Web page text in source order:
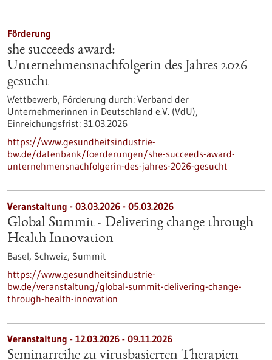
Förderung
she succeeds award:
Unternehmensnachfolgerin des Jahres 2026
gesucht
Wettbewerb, Förderung durch: Verband der
Unternehmerinnen in Deutschland e.V. (VdU),
Einreichungsfrist: 31.03.2026
https://www.gesundheitsindustrie-
bw.de/datenbank/foerderungen/she-succeeds-award-
unternehmensnachfolgerin-des-jahres-2026-gesucht
Veranstaltung - 03.03.2026 - 05.03.2026
Global Summit - Delivering change through
Health Innovation
Basel, Schweiz, Summit
https://www.gesundheitsindustrie-
bw.de/veranstaltung/global-summit-delivering-change-
through-health-innovation
Veranstaltung - 12.03.2026 - 09.11.2026
Seminarreihe zu virusbasierten Therapien